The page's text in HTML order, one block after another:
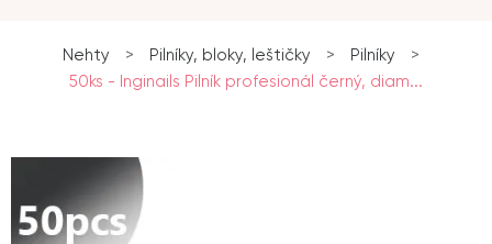
Nehty > Pilníky, bloky, leštičky > Pilníky
>
50ks - Inginails Pilník profesionál černý, diam...